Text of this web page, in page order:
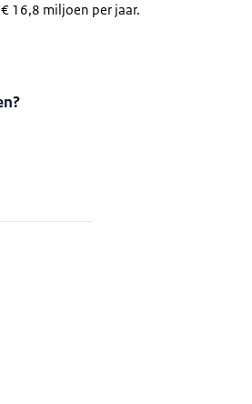
16,8 miljoen per jaar.